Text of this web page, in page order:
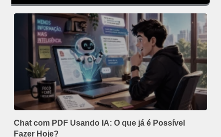
Chat com PDF Usando IA: O que já é Possível
Fazer Hoje?